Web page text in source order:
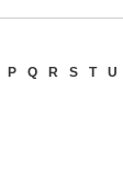
P Q R S T U